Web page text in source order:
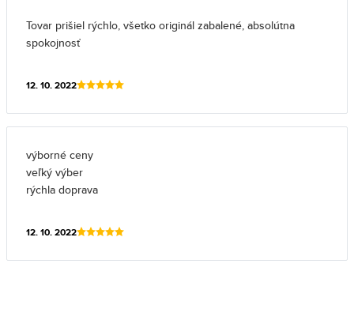
Tovar prišiel rýchlo, všetko originál zabalené, absolútna
spokojnosť
12. 10. 2022
výborné ceny
veľký výber
rýchla doprava
12. 10. 2022